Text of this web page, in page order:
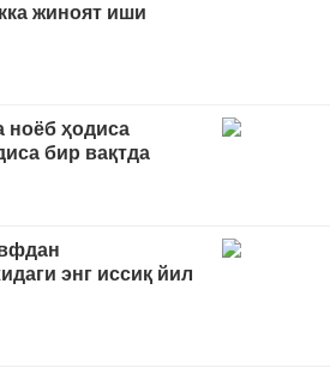
жиноят иши
ноёб ҳодиса
бир вақтда
энг иссиқ йил